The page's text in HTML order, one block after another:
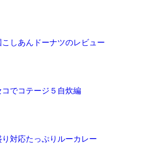
こしあんドーナツのレビュー
コでコテージ５自炊編
り対応たっぷりルーカレー